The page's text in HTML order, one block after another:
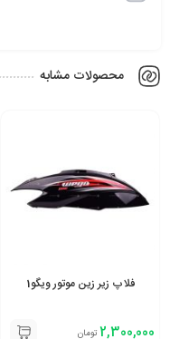
محصولات مشابه
فلاپ زیر زین موتور ویگو1
2,300,000 تومان